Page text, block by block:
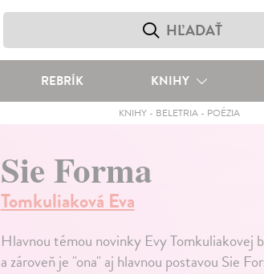
REBRÍK KNIHY
KNIHY - BELETRIA - POÉZIA
Sie Forma
Tomkuliaková Eva
Hlavnou témou novinky Evy Tomkuliakovej
a zároveň je "ona" aj hlavnou postavou Sie